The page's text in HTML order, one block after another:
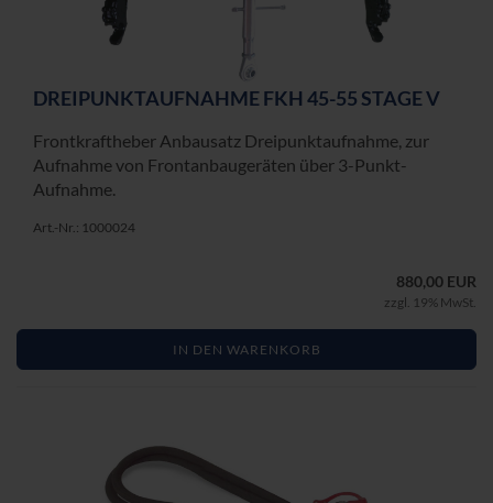
DREI­PUNKT­AUF­NAH­ME FKH 45-55 STAGE V
Front­kraft­he­ber An­bau­satz Drei­punkt­auf­nah­me, zur
Auf­nah­me von Front­an­bau­ge­rä­ten über 3-​Punkt-
Aufnahme.
Art.-Nr.: 1000024
880,00 EUR
zzgl. 19% MwSt.
IN DEN WARENKORB